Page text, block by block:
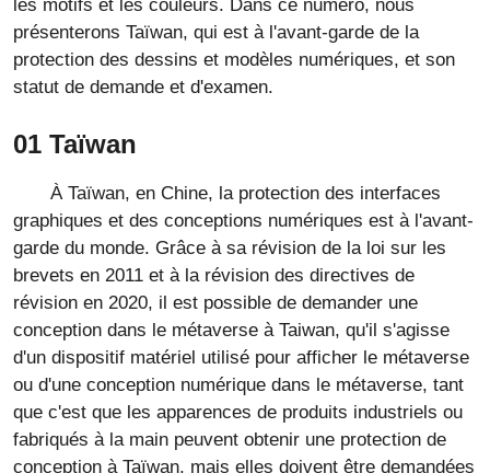
les motifs et les couleurs. Dans ce numéro, nous
présenterons Taïwan, qui est à l'avant-garde de la
protection des dessins et modèles numériques, et son
statut de demande et d'examen.
01 Taïwan
À Taïwan, en Chine, la protection des interfaces
graphiques et des conceptions numériques est à l'avant-
garde du monde. Grâce à sa révision de la loi sur les
brevets en 2011 et à la révision des directives de
révision en 2020, il est possible de demander une
conception dans le métaverse à Taiwan, qu'il s'agisse
d'un dispositif matériel utilisé pour afficher le métaverse
ou d'une conception numérique dans le métaverse, tant
que c'est que les apparences de produits industriels ou
fabriqués à la main peuvent obtenir une protection de
conception à Taïwan, mais elles doivent être demandées